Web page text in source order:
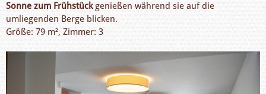
Sonne zum Frühstückgenießen während sie auf die
umliegenden Berge blicken.
Größe: 79 m², Zimmer: 3